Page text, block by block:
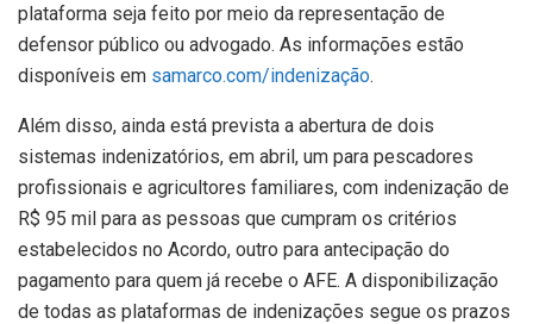
plataforma seja feito por meio da representação de
defensor público ou advogado. As informações estão
disponíveis em samarco.com/indenização.
Além disso, ainda está prevista a abertura de dois
sistemas indenizatórios, em abril, um para pescadores
profissionais e agricultores familiares, com indenização de
R$ 95 mil para as pessoas que cumpram os critérios
estabelecidos no Acordo, outro para antecipação do
pagamento para quem já recebe o AFE. A disponibilização
de todas as plataformas de indenizações segue os prazos